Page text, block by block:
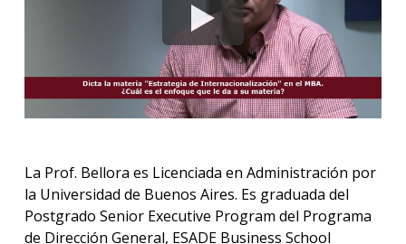
La Prof. Bellora es Licenciada en Administración por
la Universidad de Buenos Aires. Es graduada del
Postgrado Senior Executive Program del Programa
de Dirección General, ESADE Business School